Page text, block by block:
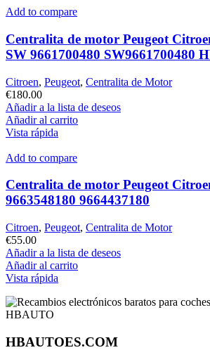
Add to compare
Centralita de motor Peugeot
SW 9661700480 SW9661700480
Citroen, Peugeot, Centralita de Motor
€180.00
Añadir a la lista de deseos
Añadir al carrito
Vista rápida
Add to compare
Centralita de motor Peugeot
9663548180 9664437180
Citroen, Peugeot, Centralita de Motor
€55.00
Añadir a la lista de deseos
Añadir al carrito
Vista rápida
HBAUTOES.COM